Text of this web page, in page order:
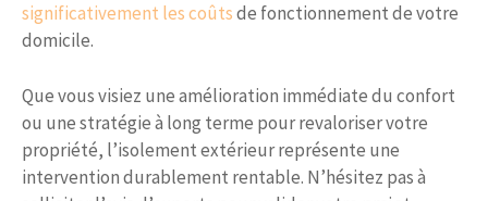
significativement les coûtsde fonctionnement de votre
domicile.
Que vous visiez une amélioration immédiate du confort
ou une stratégie à long terme pour revaloriser votre
propriété, l’isolement extérieur représente une
intervention durablement rentable. N’hésitez pas à